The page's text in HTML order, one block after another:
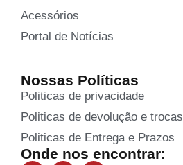
Acessórios
Portal de Notícias
Nossas Políticas
Politicas de privacidade
Politicas de devolução e trocas
Politicas de Entrega e Prazos
Onde nos encontrar: